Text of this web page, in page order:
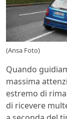
(Ansa Foto)
Quando
massima
estremo di
di ricevere